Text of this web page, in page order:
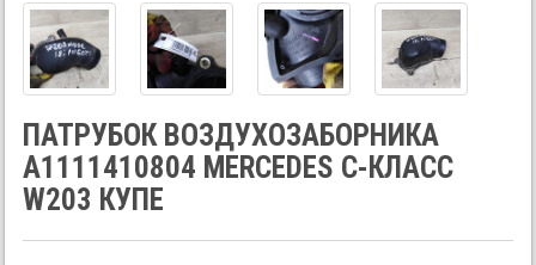
ПАТРУБОК ВОЗДУХОЗАБОРНИКА
A1111410804 MERCEDES C-КЛАСС
W203 КУПЕ